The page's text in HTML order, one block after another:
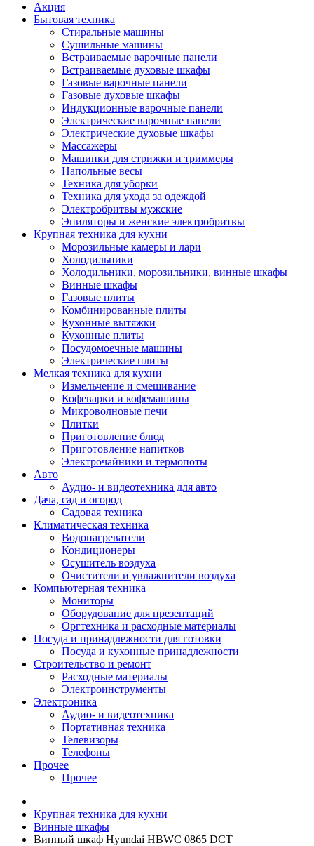
Акция
Бытовая техника
Стиральные машины
Сушильные машины
Встраиваемые варочные панели
Встраиваемые духовые шкафы
Газовые варочные панели
Газовые духовые шкафы
Индукционные варочные панели
Электрические варочные панели
Электрические духовые шкафы
Массажеры
Машинки для стрижки и триммеры
Напольные весы
Техника для уборки
Техника для ухода за одеждой
Электробритвы мужские
Эпиляторы и женские электробритвы
Крупная техника для кухни
Морозильные камеры и лари
Холодильники
Холодильники, морозильники, винные шкафы
Винные шкафы
Газовые плиты
Комбинированные плиты
Кухонные вытяжки
Кухонные плиты
Посудомоечные машины
Электрические плиты
Мелкая техника для кухни
Измельчение и смешивание
Кофеварки и кофемашины
Микроволновые печи
Плитки
Приготовление блюд
Приготовление напитков
Электрочайники и термопоты
Авто
Аудио- и видеотехника для авто
Дача, сад и огород
Садовая техника
Климатическая техника
Водонагреватели
Кондиционеры
Осушитель воздуха
Очистители и увлажнители воздуха
Компьютерная техника
Мониторы
Оборудование для презентаций
Оргтехника и расходные материалы
Посуда и принадлежности для готовки
Посуда и кухонные принадлежности
Строительство и ремонт
Расходные материалы
Электроинструменты
Электроника
Аудио- и видеотехника
Портативная техника
Телевизоры
Телефоны
Прочее
Прочее
Крупная техника для кухни
Винные шкафы
Винный шкаф Hyundai HBWC 0865 DCT